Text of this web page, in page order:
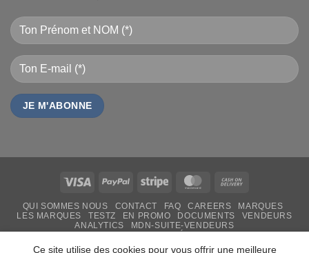
Visa PayPal Stripe MasterCard
Delivery
QUI SOMMES NOUS CONTACT FAQ CAREERS
MARQUES
LES MARQUES
TESTZ EN PROMO DOCUMENTS
VENDEURS
ANALYTICS
MDN-SUITE-VENDEURS
FÊTE DES MÈRES 31 MAI 2026 CAMEROUN
Ce site utilise des cookies pour vous offrir une meilleure